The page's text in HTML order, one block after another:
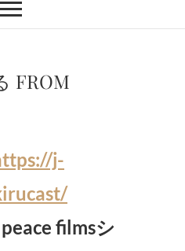
FROM
j-
filmsシ